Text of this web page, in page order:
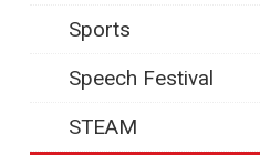
Sports
Speech Festival
STEAM